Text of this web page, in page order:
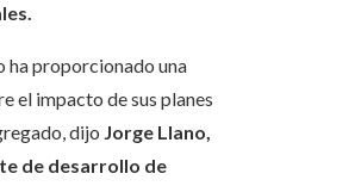
ha proporcionado una
el impacto de sus planes
dijo Jorge Llano,
de desarrollo de